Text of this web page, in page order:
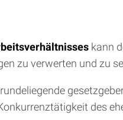
kann
zu verwerten und zu
des